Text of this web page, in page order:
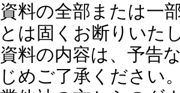
料の全部または一
は固くお断りいた
料の内容は、予告
めご了承ください